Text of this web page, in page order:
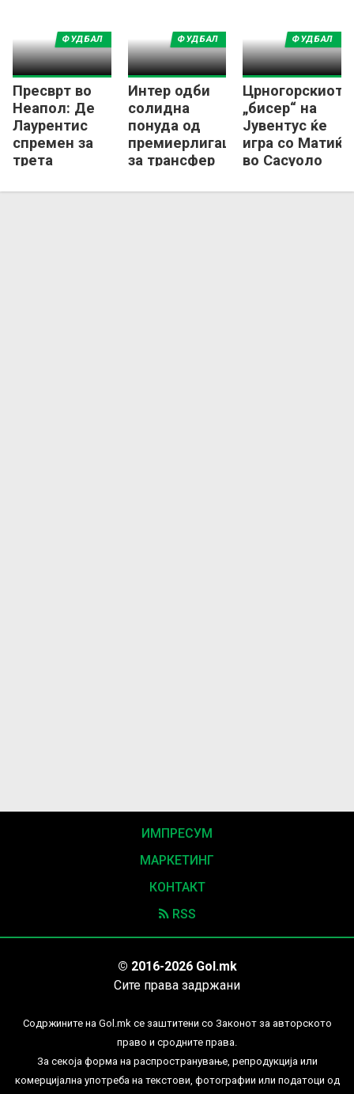
Пресврт во
Неапол: Де
Лаурентис
спремен за
трета
Елмас!
ФУДБАЛ
Интер одби
солидна
понуда од
премиерлигаш
за трансфер
јуниор“
ФУДБАЛ
Црногорскиот
„бисер“ на
Јувентус ќе
игра со Матиќ
во Сасуоло
ФУДБАЛ
ИМПРЕСУМ
МАРКЕТИНГ
КОНТАКТ
RSS
© 2016-2026 Gol.mk
Сите права задржани
Содржините на Gol.mk се заштитени со Законот за авторското
право и сродните права.
За секоја форма на распространување, репродукција или
комерцијална употреба на текстови, фотографии или податоци од